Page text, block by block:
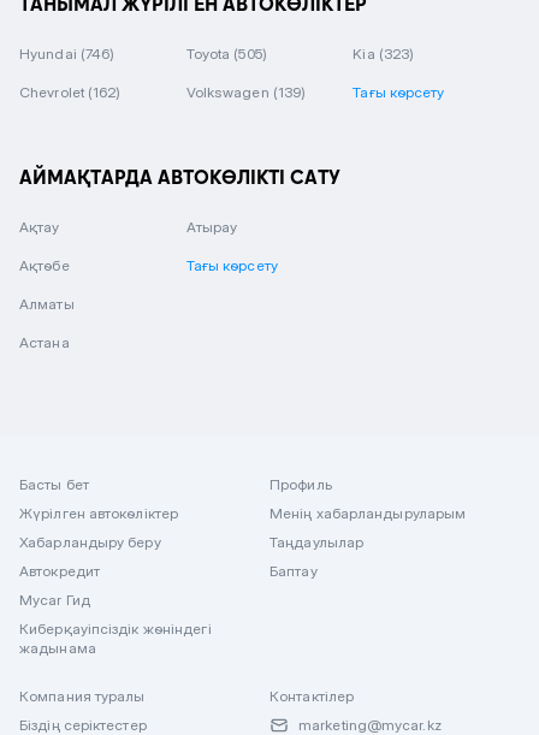
Hyundai (746) Toyota (505) Kia (323)
Chevrolet (162) Volkswagen (139) Тағы көрсету
АЙМАҚТАРДА АВТОКӨЛІКТІ САТУ
Ақтау
Ақтөбе
Алматы
Астана
Атырау
Тағы көрсету
Басты бет
Жүрілген автокөліктер
Хабарландыру беру
Автокредит
Mycar Гид
Киберқауіпсіздік жөніндегі
жадынама
Профиль
Менің хабарландыруларым
Таңдаулылар
Баптау
Компания туралы
Біздің серіктестер
Контактілер
marketing@mycar.kz